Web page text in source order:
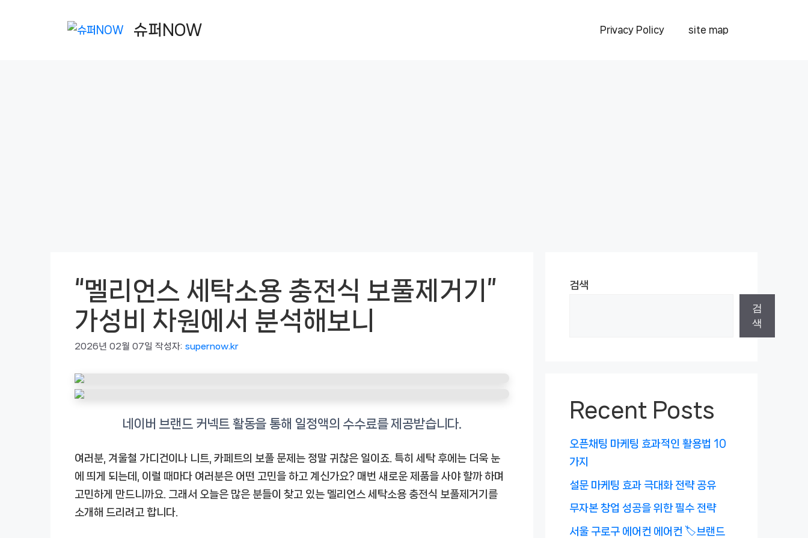
슈퍼NOW Privacy Policy site map
“멜리언스 세탁소용 충전식 보풀제거기”
가성비 차원에서 분석해보니
2026년 02월 07일 작성자: supernow.kr
여러분, 겨울철 가디건이나 니트, 카페트의 보풀 문제는 정말 귀찮은 일이죠. 특히 세탁 후에는 더욱 눈
에 띄게 되는데, 이럴 때마다 여러분은 어떤 고민을 하고 계신가요? 매번 새로운 제품을 사야 할까 하며
고민하게 만드니까요. 그래서 오늘은 많은 분들이 찾고 있는 멜리언스 세탁소용 충전식 보풀제거기 를
소개해 드리려고 합니다.
검색
검
색
Recent Posts
오픈채팅 마케팅 효과적인 활용법 10
가지
설문 마케팅 효과 극대화 전략 공유
무자본 창업 성공을 위한 필수 전략
서울 구로구 에어컨 에어컨 🏷️브랜드